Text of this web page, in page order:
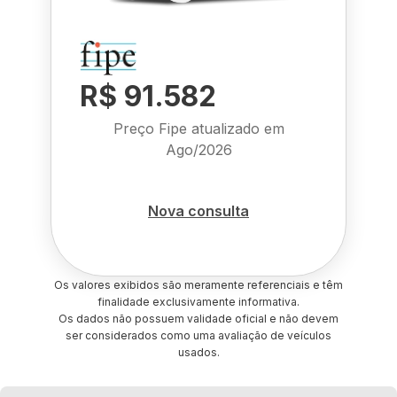
R$ 91.582
Preço Fipe atualizado em
Ago/2026
Nova consulta
Os valores exibidos são meramente referenciais e têm
finalidade exclusivamente informativa.
Os dados não possuem validade oficial e não devem
ser considerados como uma avaliação de veículos
usados.